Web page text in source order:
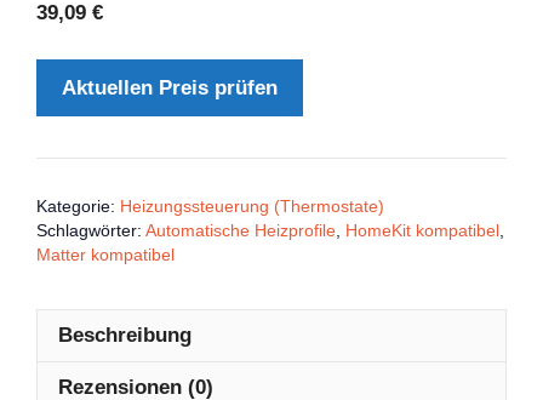
39,09 €
Aktuellen Preis prüfen
Kategorie: Heizungssteuerung (Thermostate)
Schlagwörter: Automatische Heizprofile HomeKit kompatibel
Matter kompatibel
Beschreibung
Rezensionen (0)